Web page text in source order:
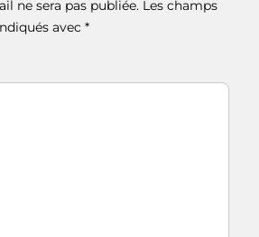
ne sera pas publiée. Les champs
avec *